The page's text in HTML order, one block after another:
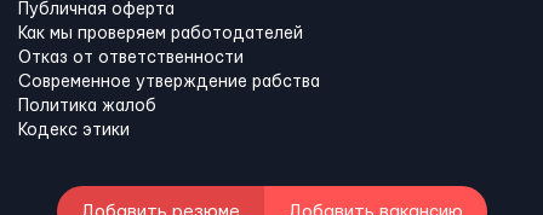
Публичная оферта
Как мы проверяем работодателей
Отказ от ответственности
Современное утверждение рабства
Политика жалоб
Кодекс этики